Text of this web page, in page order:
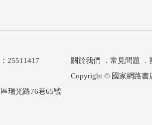
25511417 關於我們 ． 常見問題 ．
Copyright © 國家網路書
瑞光路76巷65號